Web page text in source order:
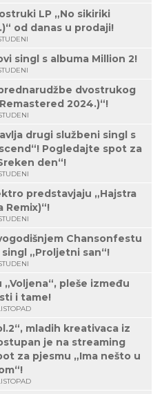
LP „No sikiriki
od danas u prodaji!
singl s albuma Million 2!
dvostrukog
2024.)“!
drugi službeni singl s
Pogledajte spot za
den“!
predstavjaju „Hajstra
Remix)“!
Chansonfestu
„Proljetni san“!
pleše između
i tame!
mladih kreativaca iz
je na streaming
za pjesmu „Ima nešto u